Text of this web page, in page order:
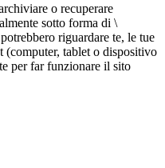
o recuperare
sotto forma di \
riguardare te, le tue
(computer, tablet o dispositivo
per far funzionare il sito